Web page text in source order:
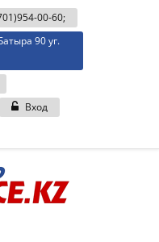
00-60;
90 уг.
Вход